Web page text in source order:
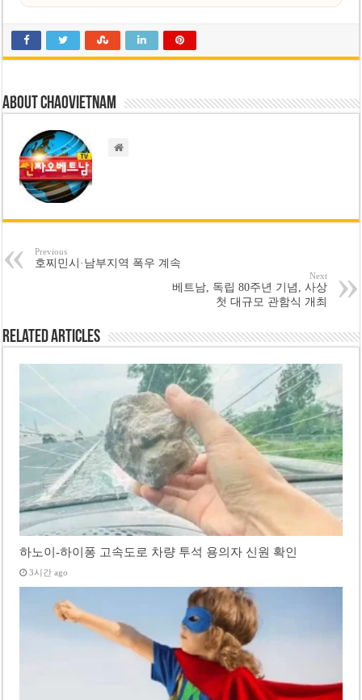
About chaovietnam
Previous
호찌민시·남부지역 폭우 계속
Next
베트남, 독립 80주년 기념, 사상
첫 대규모 관함식 개최
Related Articles
하노이-하이퐁 고속도로 차량 투석 용의자 신원 확인
3시간 ago